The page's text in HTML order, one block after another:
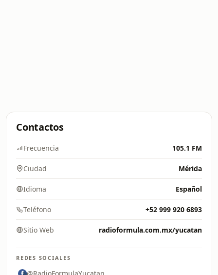
Contactos
Frecuencia 105.1 FM
Ciudad Mérida
Idioma Español
Teléfono +52 999 920 6893
Sitio Web radioformula.com.mx/yucatan
REDES SOCIALES